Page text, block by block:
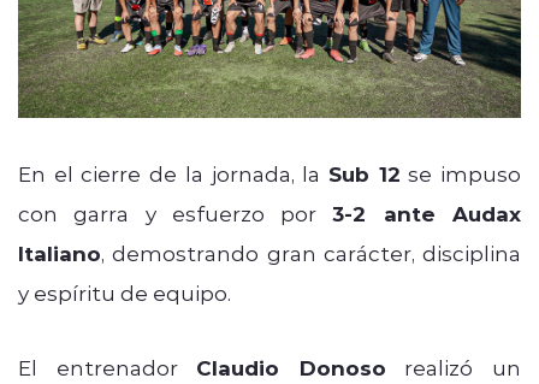
En el cierre de la jornada, la Sub 12 se impuso
con garra y esfuerzo por3-2 ante Audax
Italiano, demostrando gran carácter, disciplina
y espíritu de equipo.
El entrenador Claudio Donoso realizó un